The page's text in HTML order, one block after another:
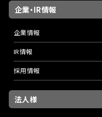
企業・IR情報
企業情報
IR情報
採用情報
法人様